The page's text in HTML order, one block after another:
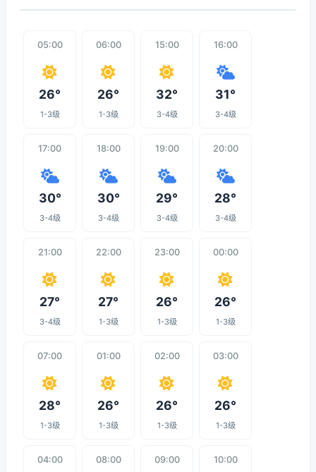
05:00
26°
1-3级
06:00
26°
1-3级
15:00
32°
3-4级
16:00
31°
3-4级
17:00
30°
3-4级
18:00
30°
3-4级
19:00
29°
3-4级
20:00
28°
3-4级
21:00
27°
3-4级
22:00
27°
1-3级
23:00
26°
1-3级
00:00
26°
1-3级
07:00
28°
1-3级
01:00
26°
1-3级
02:00
26°
1-3级
03:00
26°
1-3级
04:00 08:00 09:00 10:00